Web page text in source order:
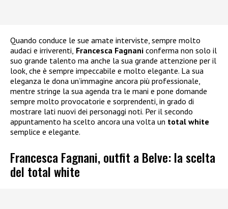
Quando conduce le sue amate interviste, sempre molto
audaci e irriverenti, Francesca Fagnani conferma non solo il
suo grande talento ma anche la sua grande attenzione per il
look, che è sempre impeccabile e molto elegante. La sua
eleganza le dona un’immagine ancora più professionale,
mentre stringe la sua agenda tra le mani e pone domande
sempre molto provocatorie e sorprendenti, in grado di
mostrare lati nuovi dei personaggi noti. Per il secondo
appuntamento ha scelto ancora una volta un total white
semplice e elegante.
Francesca Fagnani, outfit a Belve: la scelta
del total white